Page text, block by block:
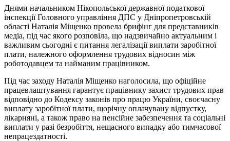
Днями начальником Нікопольської державної податкової
інспекції Головного управління ДПС у Дніпропетровській
області Наталія Міщенко провела брифінг для представників
медіа, під час якого розповіла, що надзвичайно актуальним і
важливим сьогодні є питання легалізації виплати заробітної
плати, належного оформлення трудових відносин між
роботодавцем та найманим працівником.
Під час заходу Наталія Міщенко наголосила, що офіційне
працевлаштування гарантує працівнику захист трудових прав
відповідно до Кодексу законів про працю України, своєчасну
виплату заробітної плати, щорічну оплачувану відпустку,
лікарняні, а також право на пенсійне забезпечення та соціальні
виплати у разі безробіття, нещасного випадку або тимчасової
непрацездатності.